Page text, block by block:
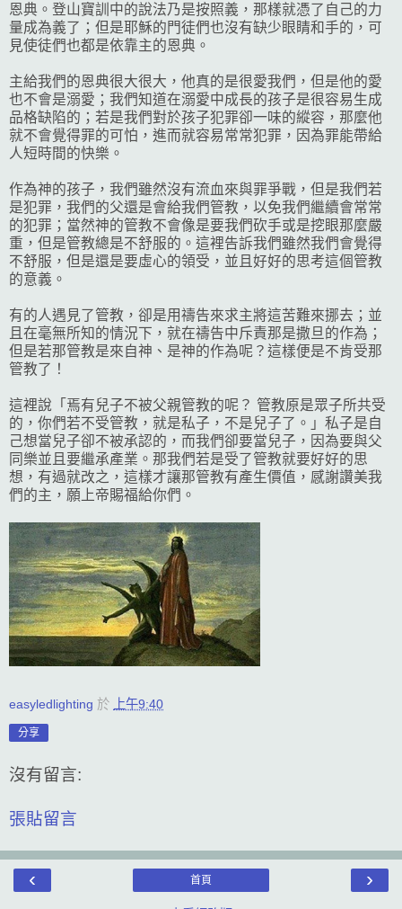
恩典。登山寶訓中的說法乃是按照義，那樣就憑了自己的力
量成為義了；但是耶穌的門徒們也沒有缺少眼睛和手的，可
見使徒們也都是依靠主的恩典。
主給我們的恩典很大很大，他真的是很愛我們，但是他的愛
也不會是溺愛；我們知道在溺愛中成長的孩子是很容易生成
品格缺陷的；若是我們對於孩子犯罪卻一味的縱容，那麼他
就不會覺得罪的可怕，進而就容易常常犯罪，因為罪能帶給
人短時間的快樂。
作為神的孩子，我們雖然沒有流血來與罪爭戰，但是我們若
是犯罪，我們的父還是會給我們管教，以免我們繼續會常常
的犯罪；當然神的管教不會像是要我們砍手或是挖眼那麼嚴
重，但是管教總是不舒服的。這裡告訴我們雖然我們會覺得
不舒服，但是還是要虛心的領受，並且好好的思考這個管教
的意義。
有的人遇見了管教，卻是用禱告來求主將這苦難來挪去；並
且在毫無所知的情況下，就在禱告中斥責那是撒旦的作為；
但是若那管教是來自神、是神的作為呢？這樣便是不肯受那
管教了！
這裡說「焉有兒子不被父親管教的呢？ 管教原是眾子所共受
的，你們若不受管教，就是私子，不是兒子了。」私子是自
己想當兒子卻不被承認的，而我們卻要當兒子，因為要與父
同樂並且要繼承產業。那我們若是受了管教就要好好的思
想，有過就改之，這樣才讓那管教有產生價值，感謝讚美我
們的主，願上帝賜福給你們。
easyledlighting 於 上午9:40
分享
沒有留言:
張貼留言
‹ ›
首頁